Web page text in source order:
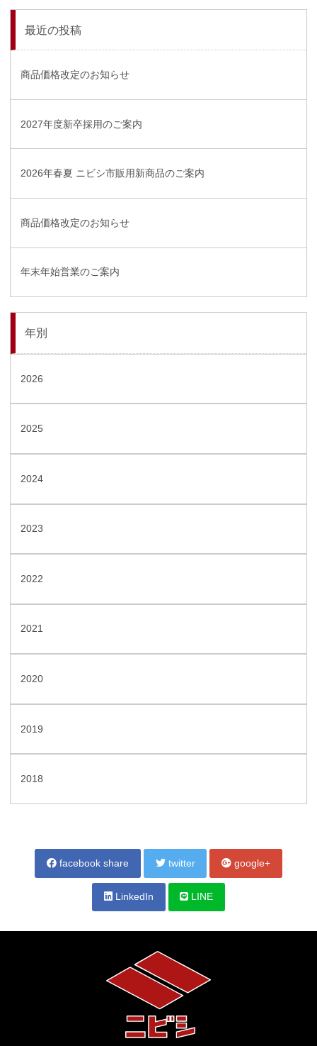
最近の投稿
商品価格改定のお知らせ
2027年度新卒採用のご案内
2026年春夏 ニビシ市販用新商品のご案内
商品価格改定のお知らせ
年末年始営業のご案内
年別
2026
2025
2024
2023
2022
2021
2020
2019
2018
facebook share twitter google+
LinkedIn LINE